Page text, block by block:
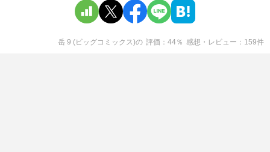
岳 9 (ビッグコミックス)の 評価 44％ 感想・レビュー 159件